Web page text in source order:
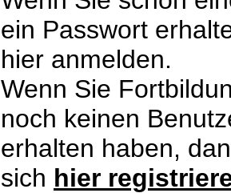
ein Passwort
hier anmelden.
Wenn Sie
noch keinen
erhalten haben,
sich hier